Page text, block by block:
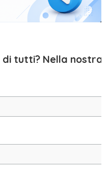
di tutti? Nella nostra